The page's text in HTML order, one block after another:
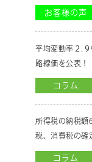
お客様の声
平均変動率２.
路線価を公表！
コラム
所得税の納税額
税、消費税の確
コラム